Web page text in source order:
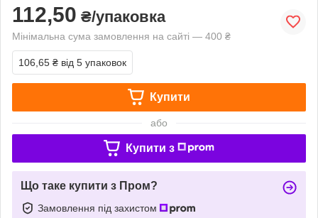
112,50 ₴/упаковка
Мінімальна сума замовлення на сайті — 400 ₴
106,65 ₴ від 5 упаковок
Купити
або
Купити з
Що таке купити з Пром?
Замовлення під захистом